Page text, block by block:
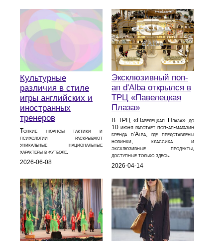
Культурные
различия в стиле
игры английских и
иностранных
тренеров
Тонкие нюансы тактики и
психологии раскрывают
уникальные национальные
характеры в футболе.
2026-06-08
Эксклюзивный поп-
ап d'Alba открылся в
ТРЦ «Павелецкая
Плаза»
В ТРЦ «Павелецкая Плаза» до
10 июня работает поп-ап-магазин
бренда d'Alba, где представлены
новинки, классика и
эксклюзивные продукты,
доступные только здесь.
2026-04-14